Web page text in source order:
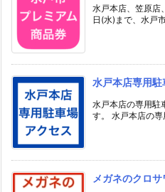
水戸本店、笠原店
日(水)まで、水戸
水戸本店専用駐
水戸本店の専用駐
す。 水戸本店の
メガネのクロ